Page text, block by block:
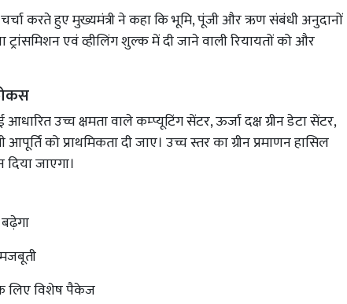
चर्चा करते हुए मुख्यमंत्री ने कहा कि भूमि, पूंजी और ऋण संबंधी अनुदानों
एवं व्हीलिंग शुल्क में दी जाने वाली रियायतों को और
उच्च क्षमता वाले कम्प्यूटिंग सेंटर, ऊर्जा दक्ष ग्रीन डेटा सेंटर,
को प्राथमिकता दी जाए। उच्च स्तर का ग्रीन प्रमाणन हासिल
जाएगा।
के लिए विशेष पैकेज